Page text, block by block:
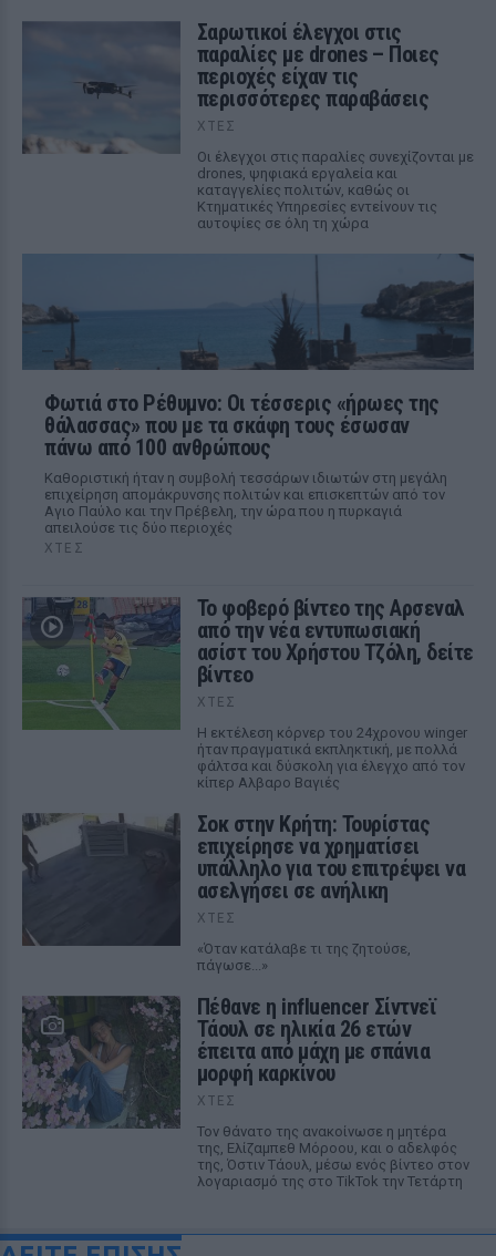
Σαρωτικοί έλεγχοι στις
παραλίες με drones – Ποιες
περιοχές είχαν τις
περισσότερες παραβάσεις
ΧΤΕΣ
Οι έλεγχοι στις παραλίες συνεχίζονται με
drones, ψηφιακά εργαλεία και
καταγγελίες πολιτών, καθώς οι
Κτηματικές Υπηρεσίες εντείνουν τις
αυτοψίες σε όλη τη χώρα
Φωτιά στο Ρέθυμνο: Οι τέσσερις «ήρωες της
θάλασσας» που με τα σκάφη τους έσωσαν
πάνω από 100 ανθρώπους
Καθοριστική ήταν η συμβολή τεσσάρων ιδιωτών στη μεγάλη
επιχείρηση απομάκρυνσης πολιτών και επισκεπτών από τον
Αγιο Παύλο και την Πρέβελη, την ώρα που η πυρκαγιά
απειλούσε τις δύο περιοχές
ΧΤΕΣ
Το φοβερό βίντεο της Αρσεναλ
από την νέα εντυπωσιακή
ασίστ του Χρήστου Τζόλη, δείτε
βίντεο
ΧΤΕΣ
Η εκτέλεση κόρνερ του 24χρονου winger
ήταν πραγματικά εκπληκτική, με πολλά
φάλτσα και δύσκολη για έλεγχο από τον
κίπερ Αλβαρο Βαγιές
Σοκ στην Κρήτη: Τουρίστας
επιχείρησε να χρηματίσει
υπάλληλο για του επιτρέψει να
ασελγήσει σε ανήλικη
ΧΤΕΣ
«Όταν κατάλαβε τι της ζητούσε,
πάγωσε...»
Πέθανε η influencer Σίντνεϊ
Τάουλ σε ηλικία 26 ετών
έπειτα από μάχη με σπάνια
μορφή καρκίνου
ΧΤΕΣ
Τον θάνατο της ανακοίνωσε η μητέρα
της, Ελίζαμπεθ Μόροου, και ο αδελφός
της, Όστιν Τάουλ, μέσω ενός βίντεο στον
λογαριασμό της στο TikTok την Τετάρτη